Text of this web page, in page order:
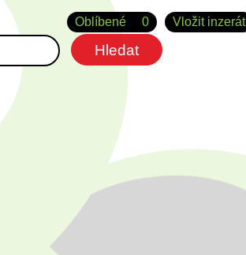
Vložit inzerát
Oblíbené 0